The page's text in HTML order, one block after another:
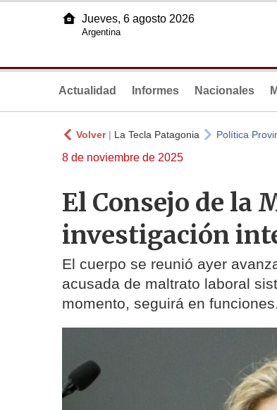
Jueves, 6 agosto 2026
Argentina
Actualidad Informes Nacionales
Volver| La Tecla Patagonia Política
8 de noviembre de 2025
El Consejo de la
investigación
El cuerpo se reunió ayer
acusada de maltrato laboral
momento, seguirá en